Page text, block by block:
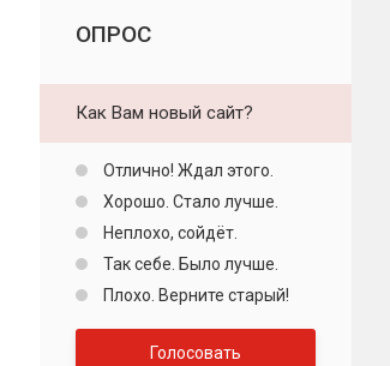
ОПРОС
Как Вам новый сайт?
Отлично! Ждал этого.
Хорошо. Стало лучше.
Неплохо, сойдёт.
Так себе. Было лучше.
Плохо. Верните старый!
Голосовать